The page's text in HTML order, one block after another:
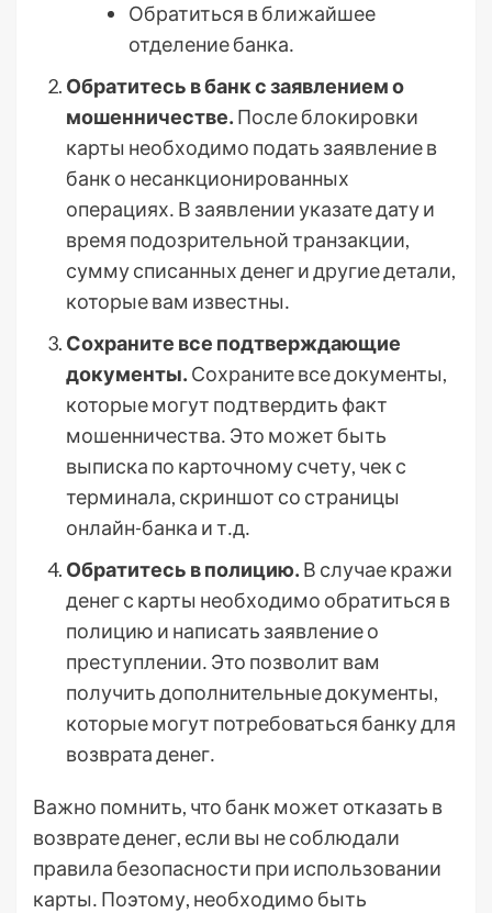
Обратиться в ближайшее
отделение банка․
Обратитесь в банк с заявлением о
мошенничестве․ После блокировки
карты необходимо подать заявление в
банк о несанкционированных
операциях․ В заявлении указате дату и
время подозрительной транзакции,
сумму списанных денег и другие детали,
которые вам известны․
Сохраните все подтверждающие
документы․ Сохраните все документы,
которые могут подтвердить факт
мошенничества․ Это может быть
выписка по карточному счету, чек с
терминала, скриншот со страницы
онлайн-банка и т․д․
Обратитесь в полицию․ В случае кражи
денег с карты необходимо обратиться в
полицию и написать заявление о
преступлении․ Это позволит вам
получить дополнительные документы,
которые могут потребоваться банку для
возврата денег․
Важно помнить, что банк может отказать в
возврате денег, если вы не соблюдали
правила безопасности при использовании
карты․ Поэтому, необходимо быть